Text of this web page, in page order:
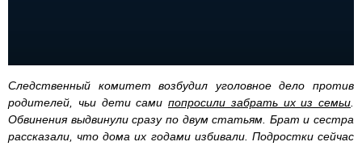
Следственный комитет возбудил уголовное дело против
родителей, чьи дети сами попросили забрать их из семьи
Обвинения выдвинули сразу по двум статьям. Брат и сестра
рассказали, что дома их годами избивали. Подростки сейчас